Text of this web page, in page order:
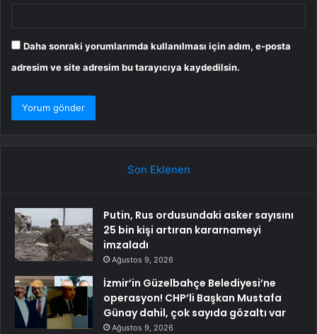
Daha sonraki yorumlarımda kullanılması için adım, e-posta
adresim ve site adresim bu tarayıcıya kaydedilsin.
Son Eklenen
Putin, Rus ordusundaki asker sayısını
25 bin kişi artıran kararnameyi
imzaladı
Ağustos 9, 2026
İzmir’in Güzelbahçe Belediyesi’ne
operasyon! CHP’li Başkan Mustafa
Günay dahil, çok sayıda gözaltı var
Ağustos 9, 2026